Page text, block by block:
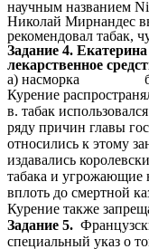
научным названием
Николай Мирнандес
рекомендовал табак,
Задание 4.
лекарственное
а) насморка б)
Курение
в. табак
ряду причин главы
относились к этому
издавались
табака и угрожающие
вплоть до смертной
Курение также
Задание 5.
специальный указ о